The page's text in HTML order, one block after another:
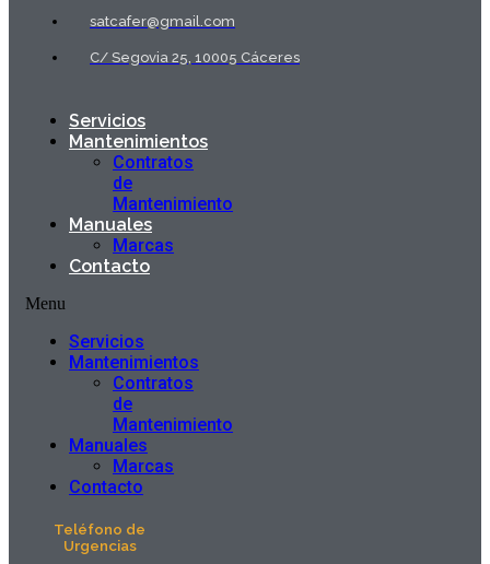
satcafer@gmail.com
C/ Segovia 25, 10005 Cáceres
Servicios
Mantenimientos
Contratos
de
Mantenimiento
Manuales
Marcas
Contacto
Menu
Servicios
Mantenimientos
Contratos
de
Mantenimiento
Manuales
Marcas
Contacto
Teléfono de
Urgencias